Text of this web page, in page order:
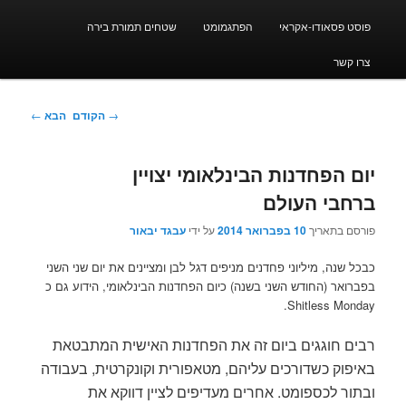
פוסט פסאודו-אקראי הפתגמומט שטחים תמורת בירה
צרו קשר
ניווט
→ הקודם הבא ←
יום הפחדנות הבינלאומי יצויין
ברחבי העולם
פורסם בתאריך10 בפברואר 2014 על ידיעבגד יבאור
כבכל שנה, מיליוני פחדנים מניפים דגל לבן ומציינים את יום שני השני
בפברואר (החודש השני בשנה) כיום הפחדנות הבינלאומי, הידוע גם כ
Shitless Monday.
רבים חוגגים ביום זה את הפחדנות האישית המתבטאת
באיפוק כשדורכים עליהם, מטאפורית וקונקרטית, בעבודה
ובתור לכספומט. אחרים מעדיפים לציין דווקא את